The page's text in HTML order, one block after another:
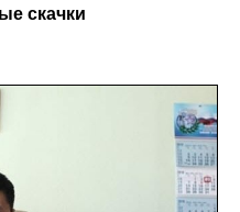
скачки